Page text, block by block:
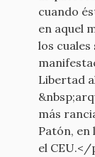
cuando
en aquel
los
Libertad
más
Patón, en
el CEU.</